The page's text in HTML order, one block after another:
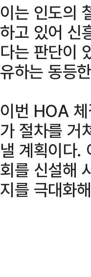
이는 인도의
하고 있어 신
다는 판단이
유하는 동등
이번 HOA
가 절차를 거
낼 계획이다.
회를 신설해
지를 극대화